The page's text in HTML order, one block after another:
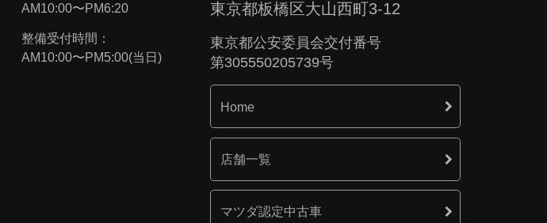
AM10:00〜PM6:20
整備受付時間：
AM10:00〜PM5:00(当日)
東京都板橋区大山西町3-12
東京都公安委員会交付番号
第305550205739号
Home
店舗一覧
マツダ認定中古車